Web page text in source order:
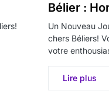
Bélier :
Un Nouveau
chers Béliers!
votre
Lire plus